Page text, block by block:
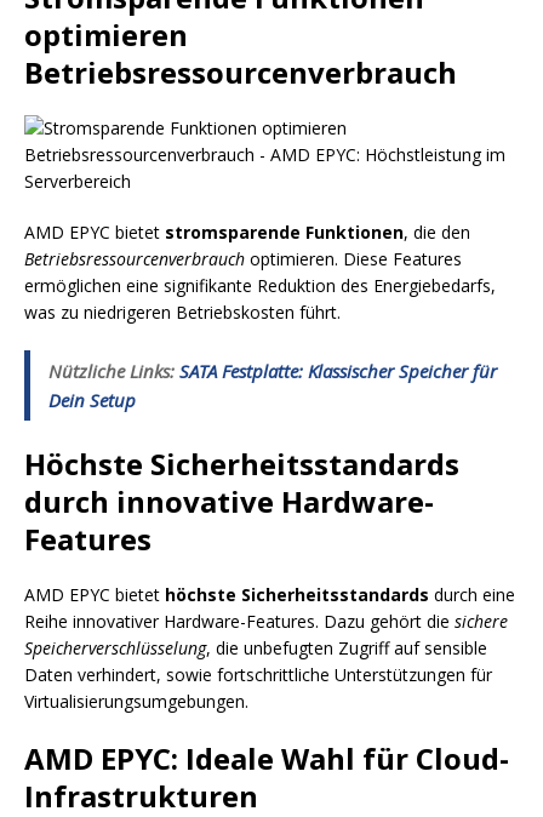
optimieren
Betriebsressourcenverbrauch
AMD EPYC bietet stromsparende Funktionen, die den
Betriebsressourcenverbrauch optimieren. Diese Features
ermöglichen eine signifikante Reduktion des Energiebedarfs,
was zu niedrigeren Betriebskosten führt.
Nützliche Links: SATA Festplatte: Klassischer Speicher für
Dein Setup
Höchste Sicherheitsstandards
durch innovative Hardware-
Features
AMD EPYC bietet höchste Sicherheitsstandards durch eine
Reihe innovativer Hardware-Features. Dazu gehört die sichere
Speicherverschlüsselung, die unbefugten Zugriff auf sensible
Daten verhindert, sowie fortschrittliche Unterstützungen für
Virtualisierungsumgebungen.
AMD EPYC: Ideale Wahl für Cloud-
Infrastrukturen